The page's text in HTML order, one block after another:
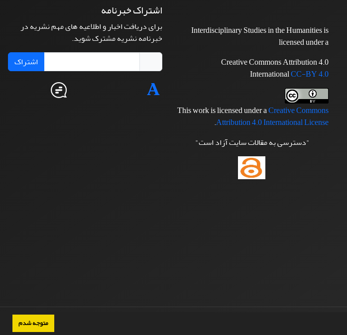
متوجه شدم
Interdisciplinary Studies in the Humanities is
licensed under a
Creative Commons Attribution 4.0
InternationalCC-BY 4.0
This work is licensed under aCreative Commons
Attribution 4.0 International License
.
"دسترسی به مقالات سایت آزاد است"
اشتراک خبرنامه
برای دریافت اخبار و اطلاعیه های مهم نشریه در
خبرنامه نشریه مشترک شوید.
اشتراک